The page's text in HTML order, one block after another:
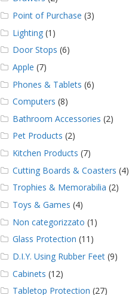
Point of Purchase (3)
Lighting(1)
Door Stops (6)
Apple (7)
Phones & Tablets (6)
Computers (8)
Bathroom Accessories (2)
Pet Products (2)
Kitchen Products (7)
Cutting Boards & Coasters (4)
Trophies & Memorabilia (2)
Toys & Games (4)
Non categorizzato (1)
Glass Protection (11)
D.I.Y. Using Rubber Feet(9)
Cabinets (12)
Tabletop Protection (27)